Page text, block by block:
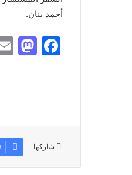
أحمد بنان.
F
b
o
o
M
d
o
n
شاركها